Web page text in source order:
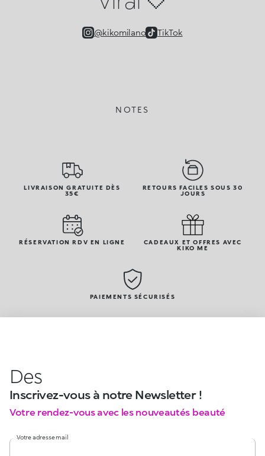
@kikomilano TikTok
NOTES
LIVRAISON GRATUITE DÈS
35€
RETOURS FACILES SOUS 30
JOURS
RÉSERVATION RDV EN LIGNE
CADEAUX ET OFFRES AVEC
KIKO ME
PAIEMENTS SÉCURISÉS
Des
Inscrivez-vous à notre Newsletter !
Votre rendez-vous avec les nouveautés beauté
Votre adresse mail